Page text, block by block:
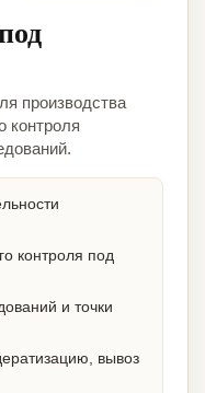
производства
контроля
контроля под
и точки
вывоз